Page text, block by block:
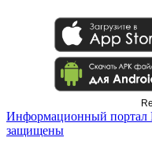
Информационный портал
защищены